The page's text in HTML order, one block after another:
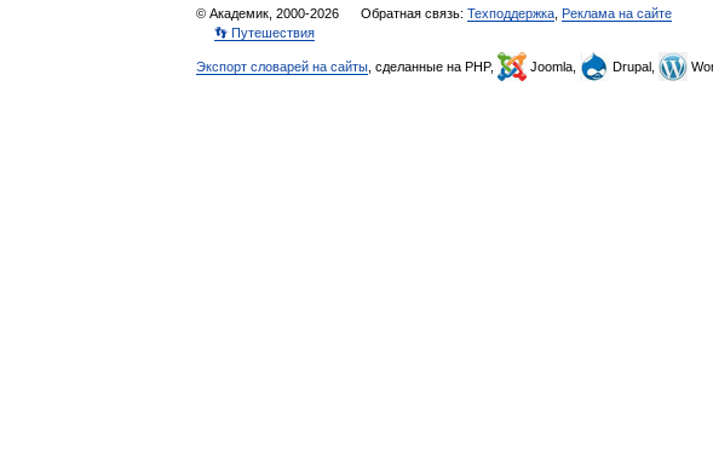
© Академик, 2000-2026 Обратная связь: Техподдержка Реклама на сайте
👣 Путешествия
Экспорт словарей на сайты , сделанные на PHP, Joomla, Drupal,